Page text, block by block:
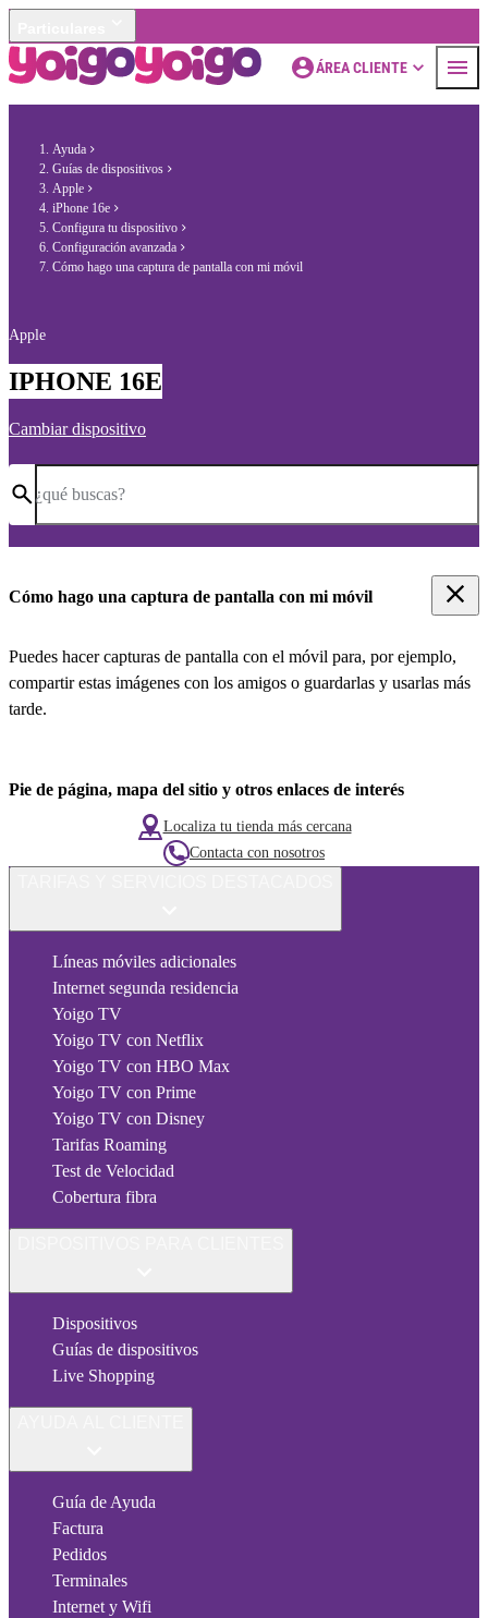
ÁREA CLIENTE
Ayuda
Guías de dispositivos
Apple
iPhone 16e
Configura tu dispositivo
Configuración avanzada
Cómo hago una captura de pantalla con mi móvil
Apple
IPHONE 16E
Cambiar dispositivo
¿qué buscas?
Cómo hago una captura de pantalla con mi móvil
Puedes hacer capturas de pantalla con el móvil para, por ejemplo,
compartir estas imágenes con los amigos o guardarlas y usarlas más
tarde.
Pie de página, mapa del sitio y otros enlaces de interés
Localiza tu tienda más cercana
Contacta con nosotros
Líneas móviles adicionales
Internet segunda residencia
Yoigo TV
Yoigo TV con Netflix
Yoigo TV con HBO Max
Yoigo TV con Prime
Yoigo TV con Disney
Tarifas Roaming
Test de Velocidad
Cobertura fibra
Dispositivos
Guías de dispositivos
Live Shopping
Guía de Ayuda
Factura
Pedidos
Terminales
Internet y Wifi